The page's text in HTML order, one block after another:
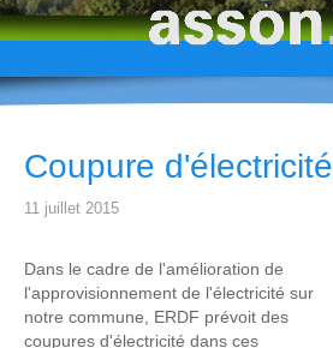
Coupure d'électricité
11 juillet 2015
Dans le cadre de l'amélioration de
l'approvisionnement de l'électricité sur
notre commune, ERDF prévoit des
coupures d'électricité dans ces